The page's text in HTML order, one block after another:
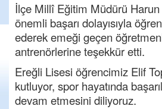
İlçe Millî Eğitim Müdürü
önemli başarı dolayısıyla
ederek emeği geçen
antrenörlerine teşekkür etti.
Ereğli Lisesi öğrencimiz Elif
kutluyor, spor hayatında
devam etmesini diliyoruz.